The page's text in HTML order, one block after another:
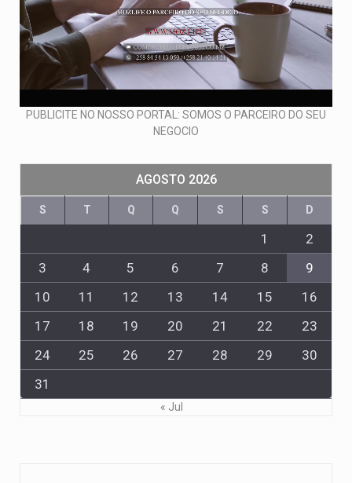
PUBLICITE NO NOSSO PORTAL: SOMOS O PARCEIRO DO SEU
NEGOCIO
AGOSTO 2026
S T Q Q S S D
1
2
3
4 5 6 7 8
9
10
11 12 13 14 15
16
17
18 19 20 21 22
23
24
25 26 27 28 29
30
31
« Jul